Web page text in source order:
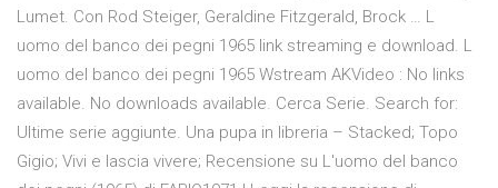
Lumet. Con Rod Steiger, Geraldine Fitzgerald, Brock … L
uomo del banco dei pegni 1965 link streaming e download. L
uomo del banco dei pegni 1965 Wstream AKVideo : No links
available. No downloads available. Cerca Serie. Search for:
Ultime serie aggiunte. Una pupa in libreria – Stacked; Topo
Gigio; Vivi e lascia vivere; Recensione su L'uomo del banco